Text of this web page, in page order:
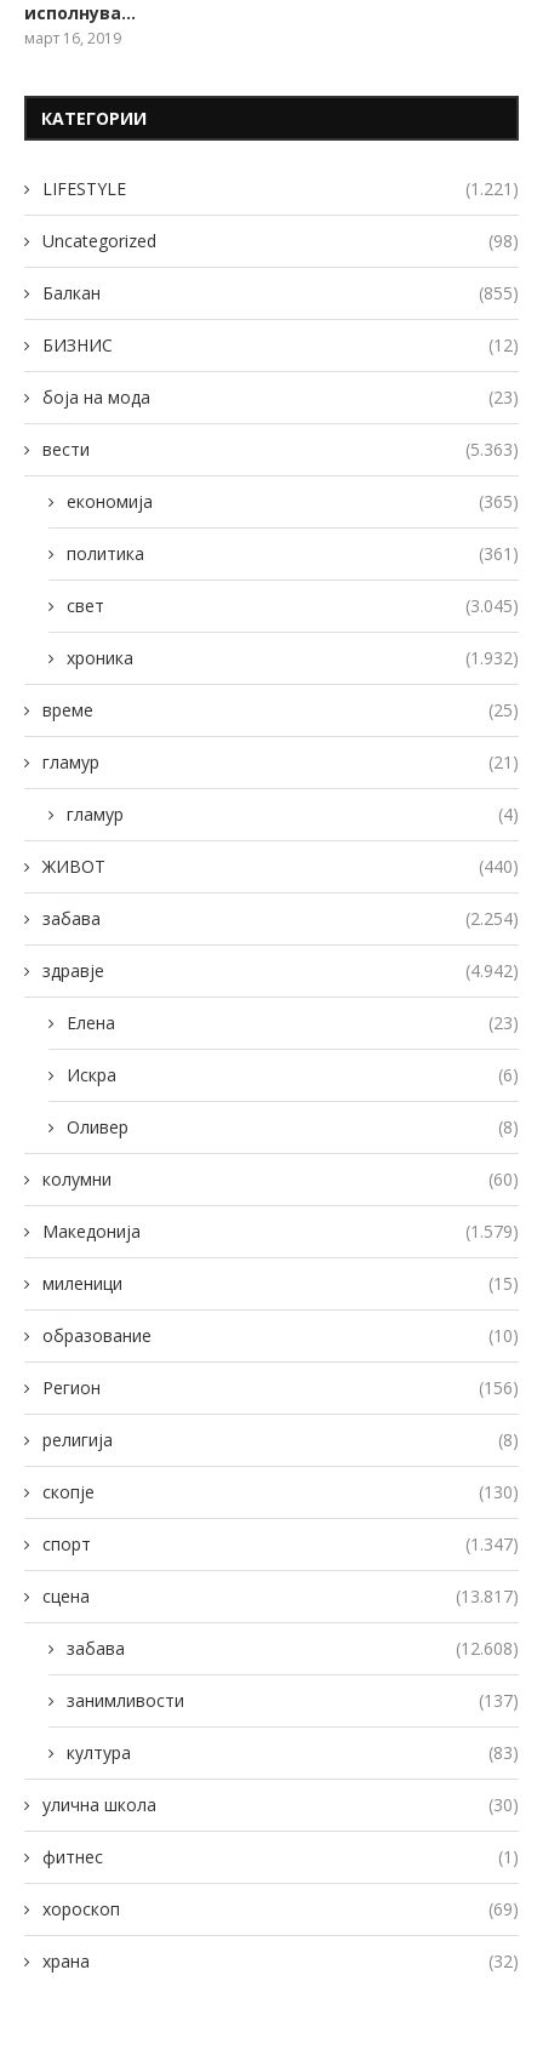
исполнува…
март 16, 2019
КАТЕГОРИИ
LIFESTYLE (1.221)
Uncategorized (98)
Балкан (855)
БИЗНИС (12)
боја на мода (23)
вести (5.363)
економија (365)
политика (361)
свет (3.045)
хроника (1.932)
време (25)
гламур (21)
гламур (4)
ЖИВОТ (440)
забава (2.254)
здравје (4.942)
Елена (23)
Искра (6)
Оливер (8)
колумни (60)
Македонија (1.579)
миленици (15)
образование (10)
Регион (156)
религија (8)
скопје (130)
спорт (1.347)
сцена (13.817)
забава (12.608)
занимливости (137)
култура (83)
улична школа (30)
фитнес (1)
хороскоп (69)
храна (32)